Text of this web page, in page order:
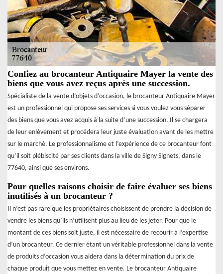
Confiez au brocanteur Antiquaire Mayer la vente des
biens que vous avez reçus après une succession.
Spécialiste de la vente d’objets d’occasion, le brocanteur Antiquaire Mayer
est un professionnel qui propose ses services si vous voulez vous séparer
des biens que vous avez acquis à la suite d’une succession. Il se chargera
de leur enlèvement et procédera leur juste évaluation avant de les mettre
sur le marché. Le professionnalisme et l’expérience de ce brocanteur font
qu’il soit plébiscité par ses clients dans la ville de Signy Signets, dans le
77640, ainsi que ses environs.
Pour quelles raisons choisir de faire évaluer ses biens
inutilisés à un brocanteur ?
Il n’est pas rare que les propriétaires choisissent de prendre la décision de
vendre les biens qu’ils n’utilisent plus au lieu de les jeter. Pour que le
montant de ces biens soit juste, il est nécessaire de recourir à l’expertise
d’un brocanteur. Ce dernier étant un véritable professionnel dans la vente
de produits d’occasion vous aidera dans la détermination du prix de
chaque produit que vous mettez en vente. Le brocanteur Antiquaire